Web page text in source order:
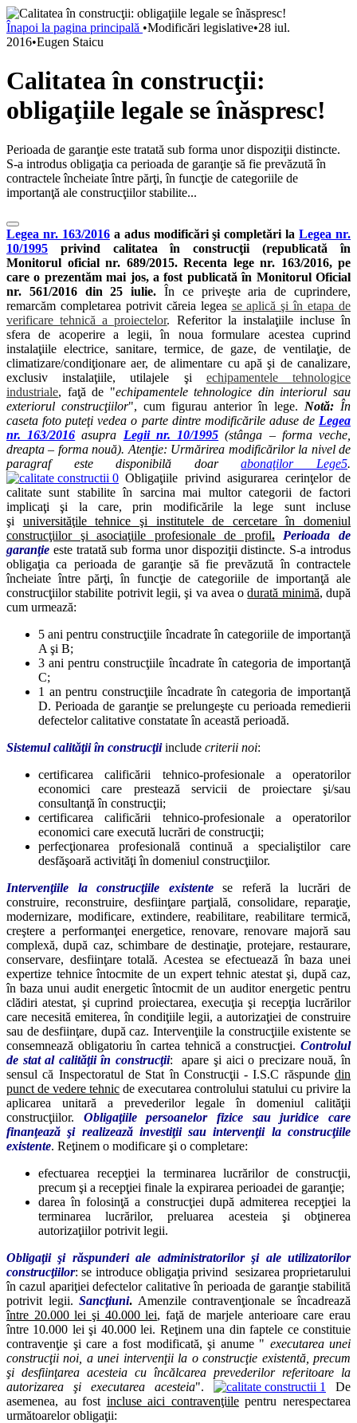
Înapoi la pagina principală •Modificări legislative•28 iul.
2016•Eugen Staicu
Calitatea în construcţii:
obligaţiile legale se înăspresc!
Perioada de garanţie este tratată sub forma unor dispoziţii distincte.
S-a introdus obligaţia ca perioada de garanţie să fie prevăzută în
contractele încheiate între părţi, în funcţie de categoriile de
importanţă ale construcţiilor stabilite...
Legea nr. 163/2016a adus modificări şi completări laLegea nr.
10/1995 privind calitatea în construcţii (republicată în
Monitorul oficial nr. 689/2015. Recenta lege nr. 163/2016, pe
care o prezentăm mai jos, a fost publicată în Monitorul Oficial
nr. 561/2016 din 25 iulie. În ce priveşte aria de cuprindere,
remarcăm completarea potrivit căreia legea se aplică şi în etapa de
verificare tehnică a proiectelor. Referitor la instalaţiile incluse în
sfera de acoperire a legii, în noua formulare acestea cuprind
instalaţiile electrice, sanitare, termice, de gaze, de ventilaţie, de
climatizare/condiţionare aer, de alimentare cu apă şi de canalizare,
exclusiv instalaţiile, utilajele şi echipamentele tehnologice
industriale, faţă de "echipamentele tehnologice din interiorul sau
exteriorul construcţiilor", cum figurau anterior în lege. Notă: În
caseta foto puteţi vedea o parte dintre modificările aduse de Legea
nr. 163/2016 asupra Legii nr. 10/1995 (stânga – forma veche,
dreapta – forma nouă). Atenţie: Urmărirea modificărilor la nivel de
paragraf este disponibilă doarabonaţilor Lege5.
Obligaţiile privind asigurarea cerinţelor de
calitate sunt stabilite în sarcina mai multor categorii de factori
implicaţi şi la care, prin modificările la lege sunt incluse
şi universităţile tehnice şi institutele de cercetare în domeniul
construcţiilor şi asociaţiile profesionale de profil.
Perioada de
garanţie este tratată sub forma unor dispoziţii distincte. S-a introdus
obligaţia ca perioada de garanţie să fie prevăzută în contractele
încheiate între părţi, în funcţie de categoriile de importanţă ale
construcţiilor stabilite potrivit legii, şi va avea odurată minimă, după
cum urmează:
5 ani pentru construcţiile încadrate în categoriile de importanţă
A şi B;
3 ani pentru construcţiile încadrate în categoria de importanţă
C;
1 an pentru construcţiile încadrate în categoria de importanţă
D. Perioada de garanţie se prelungeşte cu perioada remedierii
defectelor calitative constatate în această perioadă.
Sistemul calităţii în construcţiiinclude criterii noi:
certificarea calificării tehnico-profesionale a operatorilor
economici care prestează servicii de proiectare şi/sau
consultanţă în construcţii;
certificarea calificării tehnico-profesionale a operatorilor
economici care execută lucrări de construcţii;
perfecţionarea profesională continuă a specialiştilor care
desfăşoară activităţi în domeniul construcţiilor.
Intervenţiile la construcţiile existentese referă la lucrări de
construire, reconstruire, desfiinţare parţială, consolidare, reparaţie,
modernizare, modificare, extindere, reabilitare, reabilitare termică,
creştere a performanţei energetice, renovare, renovare majoră sau
complexă, după caz, schimbare de destinaţie, protejare, restaurare,
conservare, desfiinţare totală. Acestea se efectuează în baza unei
expertize tehnice întocmite de un expert tehnic atestat şi, după caz,
în baza unui audit energetic întocmit de un auditor energetic pentru
clădiri atestat, şi cuprind proiectarea, execuţia şi recepţia lucrărilor
care necesită emiterea, în condiţiile legii, a autorizaţiei de construire
sau de desfiinţare, după caz. Intervenţiile la construcţiile existente se
consemnează obligatoriu în cartea tehnică a construcţiei. Controlul
de stat al calităţii în construcţii: apare şi aici o precizare nouă, în
sensul că Inspectoratul de Stat în Construcţii - I.S.C răspunde din
punct de vedere tehnic de executarea controlului statului cu privire la
aplicarea unitară a prevederilor legale în domeniul calităţii
construcţiilor. Obligaţiile persoanelor fizice sau juridice care
finanţează şi realizează investiţii sau intervenţii la construcţiile
existente. Reţinem o modificare şi o completare:
efectuarea recepţiei la terminarea lucrărilor de construcţii,
precum şi a recepţiei finale la expirarea perioadei de garanţie;
darea în folosinţă a construcţiei după admiterea recepţiei la
terminarea lucrărilor, preluarea acesteia şi obţinerea
autorizaţiilor potrivit legii.
Obligaţii şi răspunderi ale administratorilor şi ale utilizatorilor
construcţiilor: se introduce obligaţia privind sesizarea proprietarului
în cazul apariţiei defectelor calitative în perioada de garanţie stabilită
potrivit legii. Sancţiuni. Amenzile contravenţionale se încadrează
între 20.000 lei şi 40.000 lei, faţă de marjele anterioare care erau
între 10.000 lei şi 40.000 lei. Reţinem una din faptele ce constituie
contravenţie şi care a fost modificată, şi anume " executarea unei
construcţii noi, a unei intervenţii la o construcţie existentă, precum
şi desfiinţarea acesteia cu încălcarea prevederilor referitoare la
autorizarea şi executarea acesteia".
De
asemenea, au fost incluse aici contravenţiilepentru nerespectarea
următoarelor obligaţii: